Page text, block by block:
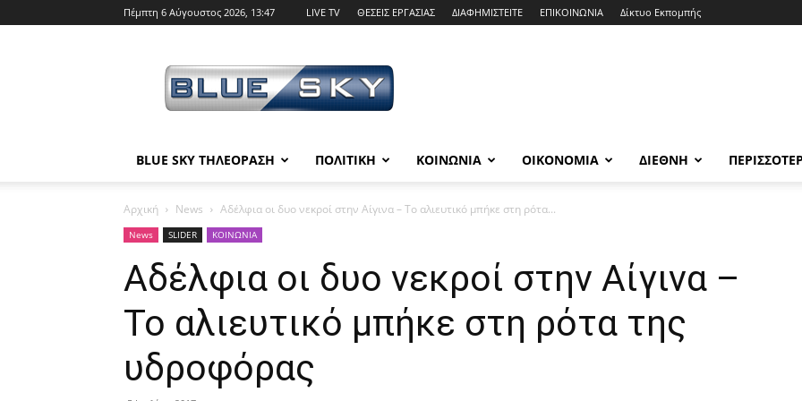
Πέμπτη 6 Αύγουστος 2026, 13:47 LIVE TV ΘΕΣΕΙΣ ΕΡΓΑΣΙΑΣ ΔΙΑΦΗΜΙΣΤΕΙΤΕ ΕΠΙΚΟΙΝΩΝΙΑ Δίκτυο Εκπομπής
SKY
BLUE SKY ΤΗΛΕΟΡΑΣΗ ΠΟΛΙΤΙΚΗ ΚΟΙΝΩΝΙΑ ΟΙΚΟΝΟΜΙΑ ΔΙΕΘΝΗ
Αρχική News Αδέλφια οι δυο νεκροί στην Αίγινα – Το αλιευτικό μπήκε στη ρότα...
News SLIDER ΚΟΙΝΩΝΙΑ
Αδέλφια οι δυο νεκροί στην Αίγινα –
Το αλιευτικό μπήκε στη ρότα της
υδροφόρας